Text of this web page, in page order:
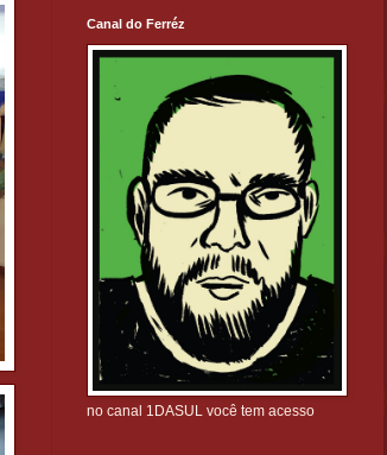
Canal do Ferréz
no canal 1DASUL você tem acesso